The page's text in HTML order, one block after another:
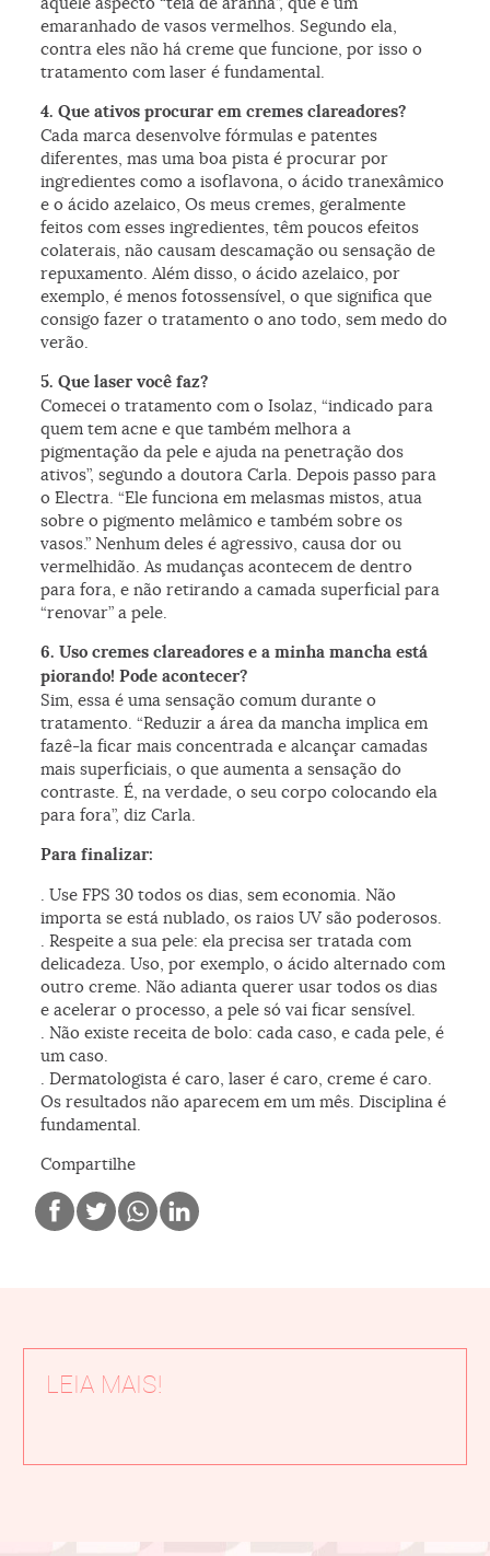
emaranhado de vasos vermelhos. Segundo ela,
contra eles não há creme que funcione, por isso o
tratamento com laser é fundamental.
4. Que ativos procurar em cremes clareadores?
Cada marca desenvolve fórmulas e patentes
diferentes, mas uma boa pista é procurar por
ingredientes como a isoflavona, o ácido tranexâmico
e o ácido azelaico, Os meus cremes, geralmente
feitos com esses ingredientes, têm poucos efeitos
colaterais, não causam descamação ou sensação de
repuxamento. Além disso, o ácido azelaico, por
exemplo, é menos fotossensível, o que significa que
consigo fazer o tratamento o ano todo, sem medo do
verão.
5. Que laser você faz?
Comecei o tratamento com o Isolaz, “indicado para
quem tem acne e que também melhora a
pigmentação da pele e ajuda na penetração dos
ativos”, segundo a doutora Carla. Depois passo para
o Electra. “Ele funciona em melasmas mistos, atua
sobre o pigmento melâmico e também sobre os
vasos.” Nenhum deles é agressivo, causa dor ou
vermelhidão. As mudanças acontecem de dentro
para fora, e não retirando a camada superficial para
“renovar” a pele.
6. Uso cremes clareadores e a minha mancha está
piorando! Pode acontecer?
Sim, essa é uma sensação comum durante o
tratamento. “Reduzir a área da mancha implica em
fazê-la ficar mais concentrada e alcançar camadas
mais superficiais, o que aumenta a sensação do
contraste. É, na verdade, o seu corpo colocando ela
para fora”, diz Carla.
Para finalizar:
. Use FPS 30 todos os dias, sem economia. Não
importa se está nublado, os raios UV são poderosos.
. Respeite a sua pele: ela precisa ser tratada com
delicadeza. Uso, por exemplo, o ácido alternado com
outro creme. Não adianta querer usar todos os dias
e acelerar o processo, a pele só vai ficar sensível.
. Não existe receita de bolo: cada caso, e cada pele, é
um caso.
. Dermatologista é caro, laser é caro, creme é caro.
Os resultados não aparecem em um mês. Disciplina é
fundamental.
Compartilhe
LEIA MAIS!